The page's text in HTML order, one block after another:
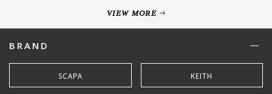
VIEW MORE
BRAND
SCAPA KEITH